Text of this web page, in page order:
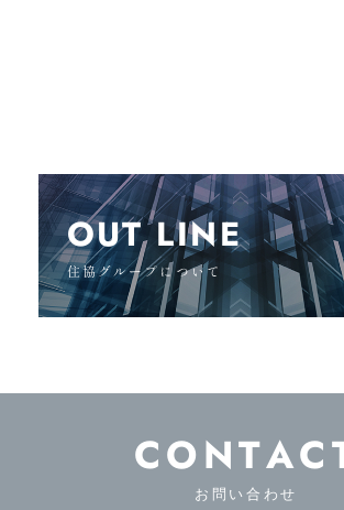
OUT LINE
住協グループについて
お問い合わせ